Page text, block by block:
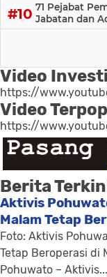
71 Pejabat
Jabatan dan
Video
https://
Video
https://
Berita
Aktivis
Malam Tetap
Foto: Aktivis
Tetap Beroperasi di
Pohuwato – Aktivis...